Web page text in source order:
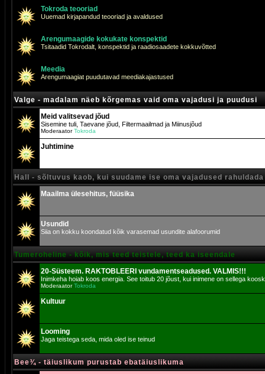
Tokroda teooriad
Uuemad kirjapandud teooriad ja avaldused
Arengumaagide kokukate konspektid
Tsitaadid Tokrodalt, konspektid ja raadiosaadete kokkuvõtted
Meedia
Arengumaagiat puudutavad meediakajastused
Valge - madalam näeb kõrgemas vaid oma vajadusi ja puudusi
Meid valitsevad jõud
Sisemine tuli, Taevane jõud, Filtermaailmad ja Miinusjõud
ModeraatorTokroda
Juhtimine
Hall - sõltuvus kaob, kui suudame ise oma vajadused rahuldada
Maailma ülesehitus, füüsika
Usundid
Siia on kokku koondatud kõik varasemad usundite alafoorumid
Tumeroheline - kõik, mis teed teistele, teed ka iseendale
20-Süsteem. RAKTOBLEERI vundamentseadused. VALMIS!!!
Inimkeha hoiab koos energia. See toitub 20 jõust, kui inimene on sellega
ModeraatorTokroda
Kultuur
Looming
Jaga teistega seda, mida oled ise teinud
Bee¾ - täiuslikum purustab ebatäiuslikuma